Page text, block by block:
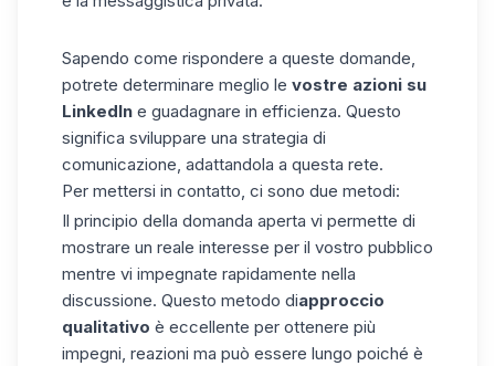
Sapendo come rispondere a queste domande,
potrete determinare meglio le vostre azioni su
LinkedIn e guadagnare in efficienza. Questo
significa sviluppare una strategia di
comunicazione, adattandola a questa rete.
Per mettersi in contatto, ci sono due metodi:
Il principio della domanda aperta vi permette di
mostrare un reale interesse per il vostro pubblico
mentre vi impegnate rapidamente nella
discussione. Questo metodo diapproccio
qualitativo è eccellente per ottenere più
impegni, reazioni ma può essere lungo poiché è